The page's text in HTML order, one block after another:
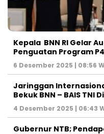
Kepala BNN RI Gelar
Penguatan Program
6 Desember 2025 | 08:56
Jaringgan
Bekuk BNN – BAIS TNI
4 Desember 2025 | 06:43
Gubernur NTB;